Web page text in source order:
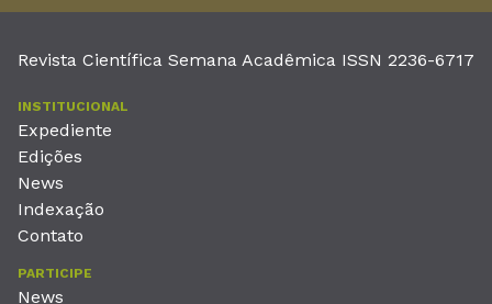
Revista Científica Semana Acadêmica ISSN 2236-6717
INSTITUCIONAL
Expediente
Edições
News
Indexação
Contato
PARTICIPE
News